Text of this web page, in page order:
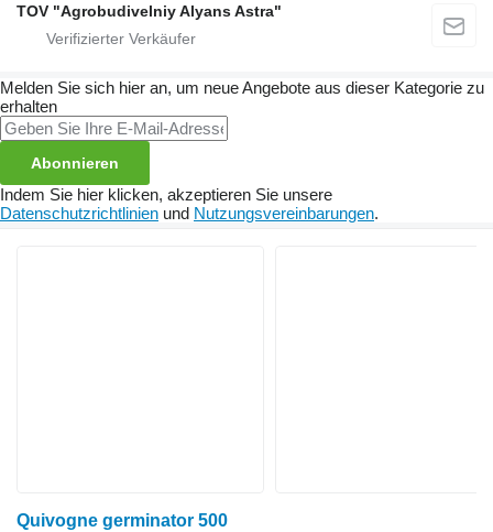
TOV "Agrobudivelniy Alyans Astra"
Melden Sie sich hier an, um neue Angebote aus dieser Kategorie zu
erhalten
Abonnieren
Indem Sie hier klicken, akzeptieren Sie unsere
Datenschutzrichtlinien und Nutzungsvereinbarungen.
Quivogne germinator 500